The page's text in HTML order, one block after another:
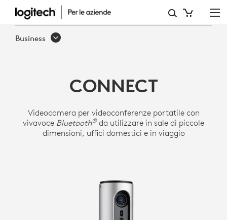
VIDEOCAMERA
PER
CONNECT
Business
CONNECT
Videocamera per videoconferenze portatile con
vivavoce Bluetooth®da utilizzare in sale di piccole
dimensioni, uffici domestici e in viaggio